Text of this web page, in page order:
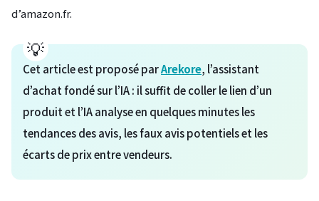
d’amazon.fr.
Cet article est proposé parArekore, l’assistant
d’achat fondé sur l’IA : il suffit de coller le lien d’un
produit et l’IA analyse en quelques minutes les
tendances des avis, les faux avis potentiels et les
écarts de prix entre vendeurs.